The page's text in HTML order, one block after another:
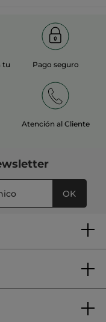
tu
Pago seguro
Atención al Cliente
OK